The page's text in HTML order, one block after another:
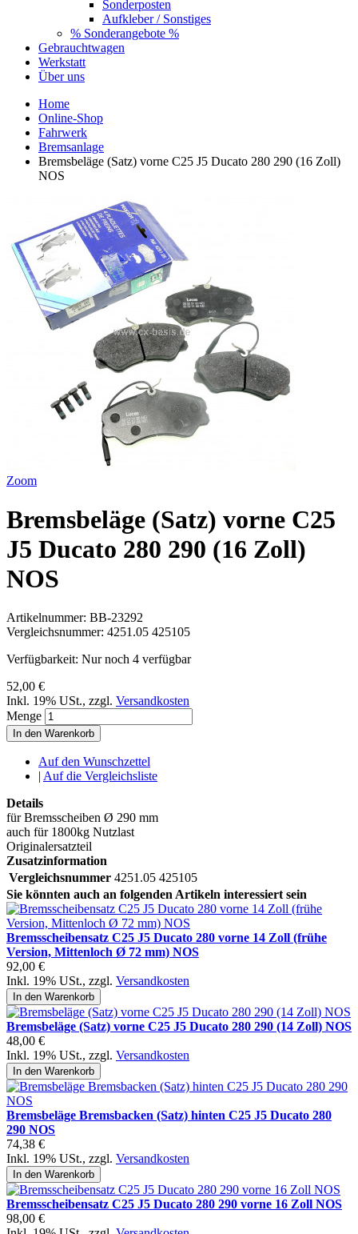
Sonderposten
Aufkleber / Sonstiges
% Sonderangebote %
Gebrauchtwagen
Werkstatt
Über uns
Home
Online-Shop
Fahrwerk
Bremsanlage
Bremsbeläge (Satz) vorne C25 J5 Ducato 280 290 (16 Zoll)
NOS
Zoom
Bremsbeläge (Satz) vorne C25
J5 Ducato 280 290 (16 Zoll)
NOS
Artikelnummer: BB-23292
Vergleichsnummer: 4251.05 425105
Verfügbarkeit: Nur noch 4 verfügbar
52,00 €
Inkl. 19% USt., zzgl. Versandkosten
Menge
In den Warenkorb
Auf den Wunschzettel
| Auf die Vergleichsliste
Details
für Bremsscheiben Ø 290 mm
auch für 1800kg Nutzlast
Originalersatzteil
Zusatzinformation
Vergleichsnummer 4251.05 425105
Sie könnten auch an folgenden Artikeln interessiert sein
Bremsscheibensatz C25 J5 Ducato 280 vorne 14 Zoll (frühe
Version, Mittenloch Ø 72 mm) NOS
92,00 €
Inkl. 19% USt., zzgl. Versandkosten
In den Warenkorb
Bremsbeläge (Satz) vorne C25 J5 Ducato 280 290 (14 Zoll) NOS
48,00 €
Inkl. 19% USt., zzgl. Versandkosten
In den Warenkorb
Bremsbeläge Bremsbacken (Satz) hinten C25 J5 Ducato 280
290 NOS
74,38 €
Inkl. 19% USt., zzgl. Versandkosten
In den Warenkorb
Bremsscheibensatz C25 J5 Ducato 280 290 vorne 16 Zoll NOS
98,00 €